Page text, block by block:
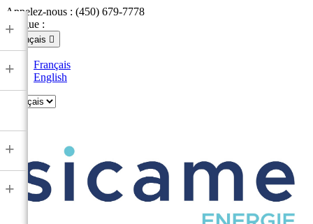
Appelez-nous : (450) 679-7778
Langue :
Français 
Français
English
+
+
+
+